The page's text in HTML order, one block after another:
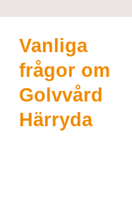
Vanliga
frågor om
Golvvård
Härryda